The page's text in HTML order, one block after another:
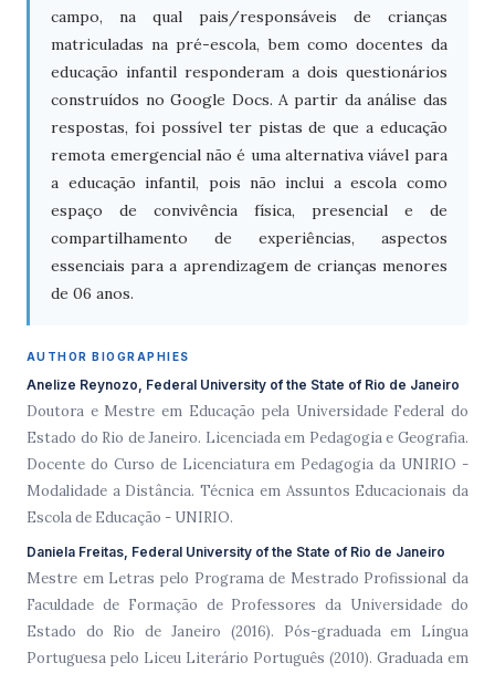
campo, na qual pais/responsáveis de crianças
matriculadas na pré-escola, bem como docentes da
educação infantil responderam a dois questionários
construídos no Google Docs. A partir da análise das
respostas, foi possível ter pistas de que a educação
remota emergencial não é uma alternativa viável para
a educação infantil, pois não inclui a escola como
espaço de convivência física, presencial e de
compartilhamento de experiências, aspectos
essenciais para a aprendizagem de crianças menores
de 06 anos.
AUTHOR BIOGRAPHIES
Anelize Reynozo, Federal University of the State of Rio de Janeiro
Doutora e Mestre em Educação pela Universidade Federal do
Estado do Rio de Janeiro. Licenciada em Pedagogia e Geografia.
Docente do Curso de Licenciatura em Pedagogia da UNIRIO -
Modalidade a Distância. Técnica em Assuntos Educacionais da
Escola de Educação - UNIRIO.
Daniela Freitas, Federal University of the State of Rio de Janeiro
Mestre em Letras pelo Programa de Mestrado Profissional da
Faculdade de Formação de Professores da Universidade do
Estado do Rio de Janeiro (2016). Pós-graduada em Língua
Portuguesa pelo Liceu Literário Português (2010). Graduada em